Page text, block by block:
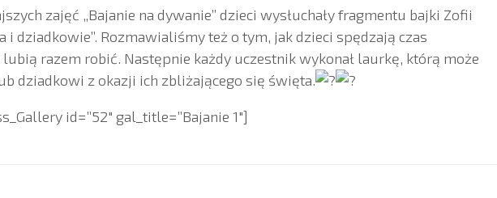
zajęć „Bajanie na dywanie” dzieci wysłuchały fragmentu bajki Zofii
i dziadkowie”. Rozmawialiśmy też o tym, jak dzieci spędzają czas
lubią razem robić. Następnie każdy uczestnik wykonał laurkę, którą może
dziadkowi z okazji ich zbliżającego się święta.
id=”52″ gal_title=”Bajanie 1″]